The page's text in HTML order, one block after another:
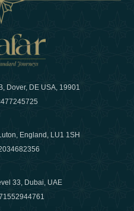
Dover, DE USA, 19901
England, LU1 1SH
33, Dubai, UAE